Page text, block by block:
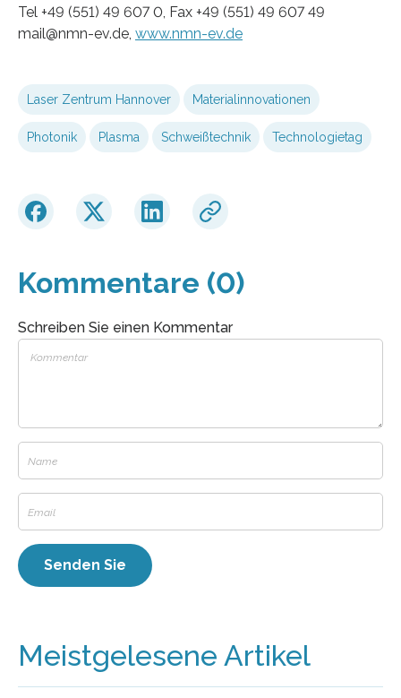
Tel +49 (551) 49 607 0, Fax +49 (551) 49 607 49
mail@nmn-ev.de, www.nmn-ev.de
Laser Zentrum Hannover Materialinnovationen
Photonik Plasma Schweißtechnik Technologietag
Kommentare (0)
Schreiben Sie einen Kommentar
Meistgelesene Artikel